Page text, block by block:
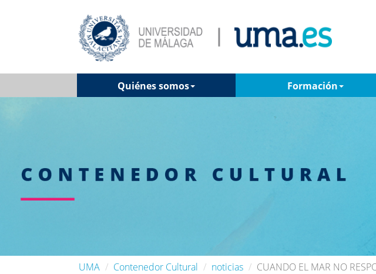
Quiénes somos Formación
UMA Contenedor Cultural noticias CUANDO EL MAR NO